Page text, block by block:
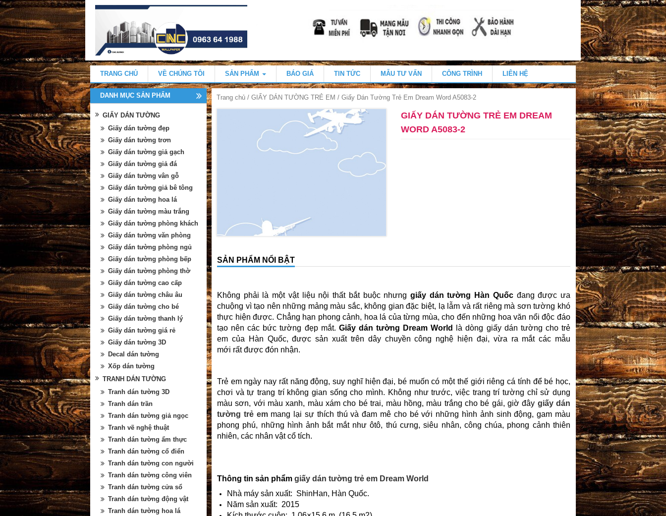
TRANG CHỦ VỀ CHÚNG TÔI SẢN PHẨM BÁO GIÁ TIN TỨC MẪU TƯ VẤN CÔNG TRÌNH LIÊN HỆ
Trang chủ / GIẤY DÁN TƯỜNG TRẺ EM / Giấy Dán Tường Trẻ Em Dream Word A5083-2
GIẤY DÁN TƯỜNG TRẺ EM DREAM
WORD A5083-2
SẢN PHẨM NỔI BẬT
Không phải là một vật liệu nội thất bắt buộc nhưng giấy dán tường Hàn Quốcđang được ưa
chuộng vì tạo nên những mảng màu sắc, không gian đặc biệt, lạ lẫm và rất riêng mà sơn tường khó
thực hiện được. Chẳng hạn phong cảnh, hoa lá của từng mùa, cho đến những hoa văn nổi độc đáo
tạo nên các bức tường đẹp mắt. Giấy dán tường Dream World
là dòng giấy dán tường cho trẻ
em của Hàn Quốc, được sản xuất trên dây chuyền công nghệ hiện đại, vừa ra mắt các mẫu
mới rất được đón nhận.
Trẻ em ngày nay rất năng động, suy nghĩ hiện đại, bé muốn có một thế giới riêng cá tính để bé học,
chơi và tự trang trí không gian sống cho mình. Không như trước, việc trang trí tường chỉ sử dụng
màu sơn, với màu xanh, màu xám cho bé trai, màu hồng, màu trắng cho bé gái, giờ đây giấy dán
tường trẻ emmang lại sự thích thú và đam mê cho bé với những hình ảnh sinh động, gam màu
phong phú, những hình ảnh bắt mắt như ôtô, thú cưng, siêu nhân, công chúa, phong cảnh thiên
nhiên, các nhân vật cổ tích.
Thông tin sản phẩm giấy dán tường trẻ em Dream World
Nhà máy sản xuất: ShinHan, Hàn Quốc.
Năm sản xuất: 2015
DANH MỤC SẢN PHẨM
GIẤY DÁN TƯỜNG
Giấy dán tường đẹp
Giấy dán tường trơn
Giấy dán tường giả gạch
Giấy dán tường giả đá
Giấy dán tường vân gỗ
Giấy dán tường giả bê tông
Giấy dán tường hoa lá
Giấy dán tường màu trắng
Giấy dán tường phòng khách
Giấy dán tường văn phòng
Giấy dán tường phòng ngủ
Giấy dán tường phòng bếp
Giấy dán tường phòng thờ
Giấy dán tường cao cấp
Giấy dán tường châu âu
Giấy dán tường cho bé
Giấy dán tường thanh lý
Giấy dán tường giá rẻ
Giấy dán tường 3D
Decal dán tường
Xốp dán tường
TRANH DÁN TƯỜNG
Tranh dán tường 3D
Tranh dán trần
Tranh dán tường giả ngọc
Tranh vẽ nghệ thuật
Tranh dán tường ẩm thực
Tranh dán tường cổ điển
Tranh dán tường con người
Tranh dán tường công viên
Tranh dán tường cửa sổ
Tranh dán tường động vật
Tranh dán tường hoa lá